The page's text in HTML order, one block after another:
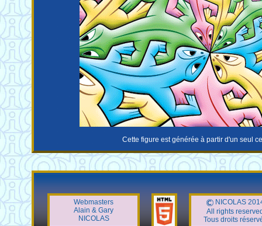
Cette figure est générée à partir d'un seul
Webmasters
Alain & Gary
NICOLAS
NICOLAS
All rights
Tous droits